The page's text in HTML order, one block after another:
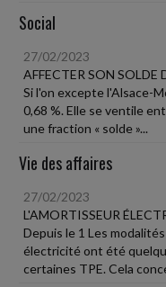
Social
27/02/2023
AFFECTER SON SOLDE
Si l'on excepte l'Alsace-
0,68 %. Elle se ventile
une fraction « solde »...
Vie des affaires
27/02/2023
L'AMORTISSEUR
Depuis le 1 Les
électricité ont été
certaines TPE. Cela